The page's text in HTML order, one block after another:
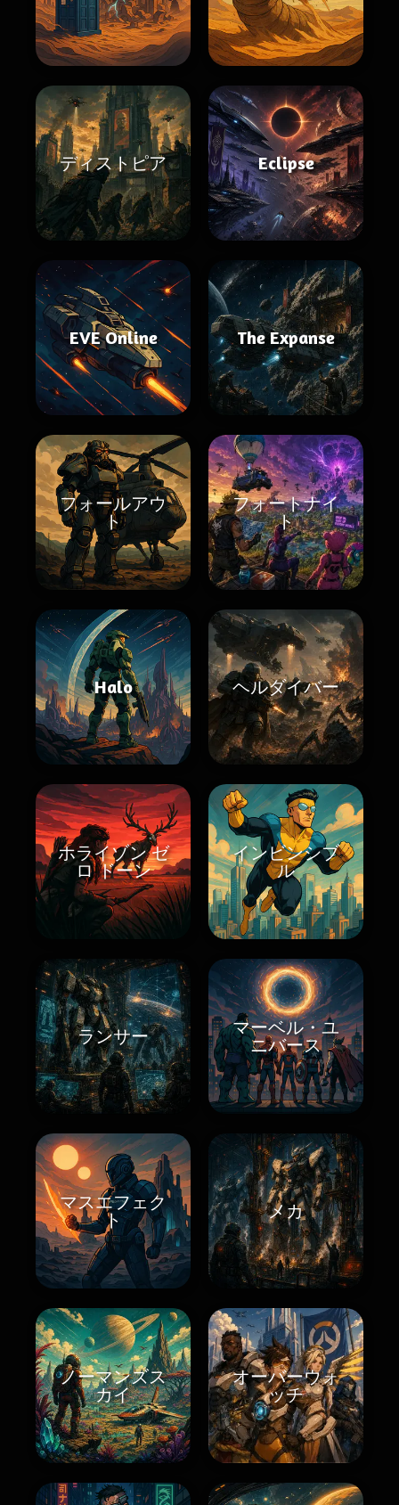
ディストピア Eclipse
EVE Online The Expanse
フォールアウ
ト
フォートナイ
ト
Halo ヘルダイバー
ホライゾン ゼ
ロ ドーン
インビンシブ
ル
ランサー
マーベル・ユ
ニバース
マスエフェク
ト
メカ
ノーマンズス
カイ
オーバーウォ
ッチ